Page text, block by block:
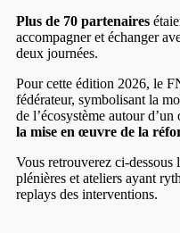
Plus de 70 partenaires
accompagner et échanger
deux journées.
Pour cette édition 2026, le
fédérateur, symbolisant la
de l’écosystème autour
la mise en œuvre de la
Vous retrouverez ci-dessous
plénières et ateliers ayant
replays des interventions.